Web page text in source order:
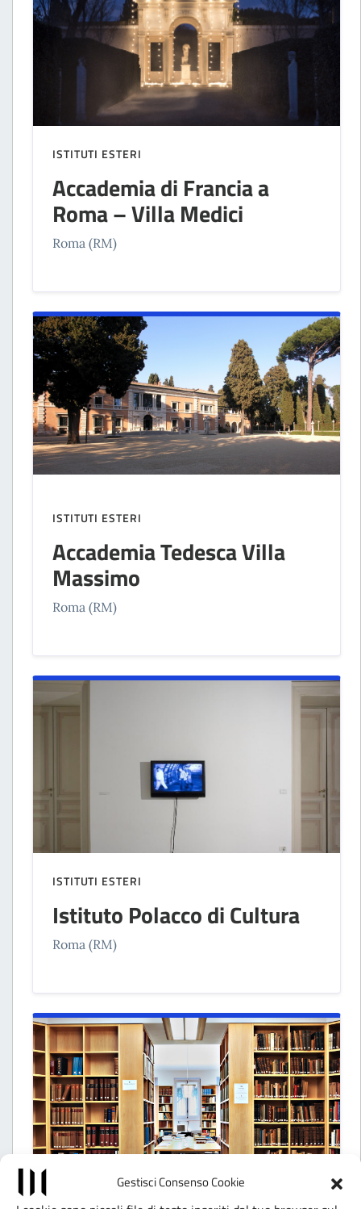
Gestisci Consenso Cookie
ISTITUTI ESTERI
Accademia di Francia a
Roma – Villa Medici
Roma (RM)
ISTITUTI ESTERI
Accademia Tedesca Villa
Massimo
Roma (RM)
ISTITUTI ESTERI
Istituto Polacco di Cultura
Roma (RM)